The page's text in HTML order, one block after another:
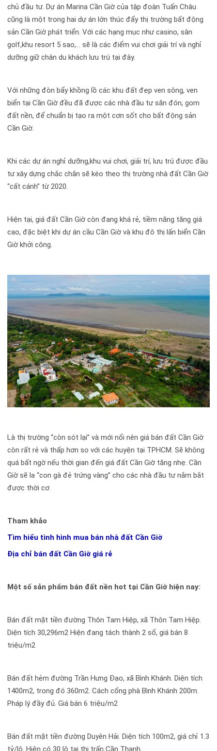
chủ đầu tư. Dự án Marina Cần Giờ của tập đoàn Tuấn Châu
cũng là một trong hai dự án lớn thúc đẩy thị trường bất động
sản Cần Giờ phát triển. Với các hạng mục như casino, sân
golf,khu resort 5 sao,… sẽ là các điểm vui chơi giải trí và nghỉ
dưỡng giữ chân du khách lưu trú tại đây.
Với những đòn bẩy khồng lồ các khu đất đẹp ven sông, ven
biển tại Cần Giờ đều đã được các nhà đầu tư săn đón, gom
đất nền, để chuẩn bị tạo ra một cơn sốt cho bất động sản
Cần Giờ.
Khi các dự án nghỉ dưỡng,khu vui chơi, giải trí, lưu trú được đầu
tư xây dựng chắc chắn sẽ kéo theo thị trường nhà đất Cần Giờ
“cất cánh” từ 2020.
Hiện tại, giá đất Cần Giờ còn đang khá rẻ, tiềm năng tăng giá
cao, đặc biệt khi dự án cầu Cần Giờ và khu đô thị lấn biển Cần
Giờ khởi công.
Là thị trường “còn sót lại” và mới nổi nên giá bán đất Cần Giờ
còn rất rẻ và thấp hơn so với các huyện tại TPHCM. Sẽ không
quá bất ngờ nếu thời gian đến giá đất Cần Giờ tăng nhẹ. Cần
Giờ sẽ la “con gà đẻ trứng vàng” cho các nhà đầu tư nắm bắt
được thời cơ.
Tham khảo
Tìm hiểu tình hình mua bán nhà đất Cần Giờ
Địa chỉ bán đất Cần Giờ giá rẻ
Một số sản phẩm bán đất nền hot tại Cần Giờ hiện nay:
Bán đất mặt tiền đường Thôn Tam Hiệp, xã Thôn Tam Hiệp.
Diện tích 30,296m2 Hiện đang tách thành 2 sổ, giá bán 8
triệu/m2
Bán đất hẻm đường Trần Hưng Đạo, xã Bình Khánh. Diện tích
1400m2, trong đó 360m2. Cách cổng phà Bình Khánh 200m.
Pháp lý đầy đủ. Giá bán 6 triệu/m2
Bán đất mặt tiền đường Duyên Hải. Diện tích 100m2, giá chỉ 1.3
tỷ/lô. Hiện có 30 lô tại thị trấn Cần Thạnh.